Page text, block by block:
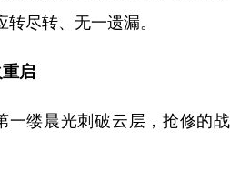
尽转、无一遗漏。
启
一缕晨光刺破云层，抢修的战